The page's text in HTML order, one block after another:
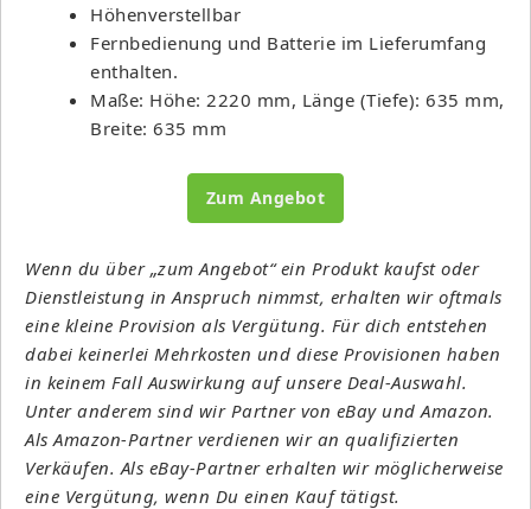
Höhenverstellbar
Fernbedienung und Batterie im Lieferumfang
enthalten.
Maße: Höhe: 2220 mm, Länge (Tiefe): 635 mm,
Breite: 635 mm
Zum Angebot
Wenn du über „zum Angebot“ ein Produkt kaufst oder
Dienstleistung in Anspruch nimmst, erhalten wir oftmals
eine kleine Provision als Vergütung. Für dich entstehen
dabei keinerlei Mehrkosten und diese Provisionen haben
in keinem Fall Auswirkung auf unsere Deal-Auswahl.
Unter anderem sind wir Partner von eBay und Amazon.
Als Amazon-Partner verdienen wir an qualifizierten
Verkäufen. Als eBay-Partner erhalten wir möglicherweise
eine Vergütung, wenn Du einen Kauf tätigst.